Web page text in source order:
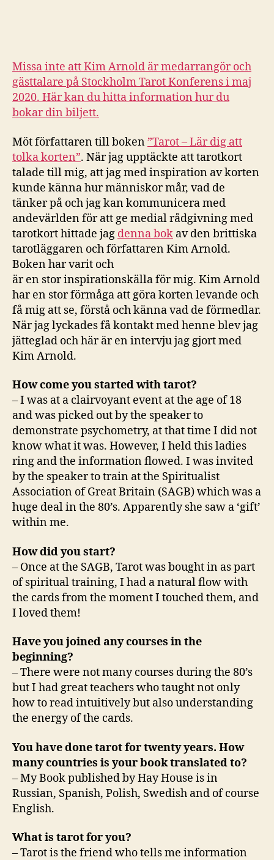
Missa inte att Kim Arnold är medarrangör och
gästtalare på Stockholm Tarot Konferens i maj
2020. Här kan du hitta information hur du
bokar din biljett.
Möt författaren till boken”Tarot – Lär dig att
tolka korten”. När jag upptäckte att tarotkort
talade till mig, att jag med inspiration av korten
kunde känna hur människor mår, vad de
tänker på och jag kan kommunicera med
andevärlden för att ge medial rådgivning med
tarotkort hittade jag denna bok av den brittiska
tarotläggaren och författaren Kim Arnold.
Boken har varit och
är en stor inspirationskälla för mig. Kim Arnold
har en stor förmåga att göra korten levande och
få mig att se, förstå och känna vad de förmedlar.
När jag lyckades få kontakt med henne blev jag
jätteglad och här är en intervju jag gjort med
Kim Arnold.
How come you started with tarot?
– I was at a clairvoyant event at the age of 18
and was picked out by the speaker to
demonstrate psychometry, at that time I did not
know what it was. However, I held this ladies
ring and the information flowed. I was invited
by the speaker to train at the Spiritualist
Association of Great Britain (SAGB) which was a
huge deal in the 80’s. Apparently she saw a ‘gift’
within me.
How did you start?
– Once at the SAGB, Tarot was bought in as part
of spiritual training, I had a natural flow with
the cards from the moment I touched them, and
I loved them!
Have you joined any courses in the
beginning?
– There were not many courses during the 80’s
but I had great teachers who taught not only
how to read intuitively but also understanding
the energy of the cards.
You have done tarot for twenty years. How
many countries is your book translated to?
– My Book published by Hay House is in
Russian, Spanish, Polish, Swedish and of course
English.
What is tarot for you?
– Tarot is the friend who tells me information